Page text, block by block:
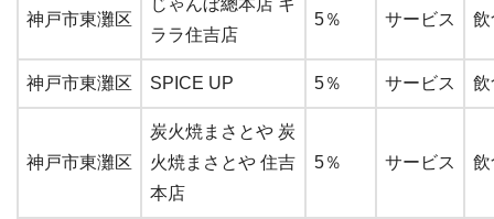
神戸市東灘区
じゃんぼ總本店 キ
ララ住吉店
5％ サービス 飲
神戸市東灘区 SPICE UP 5％ サービス 飲
神戸市東灘区
炭火焼まさとや 炭
火焼まさとや 住吉
本店
5％ サービス 飲